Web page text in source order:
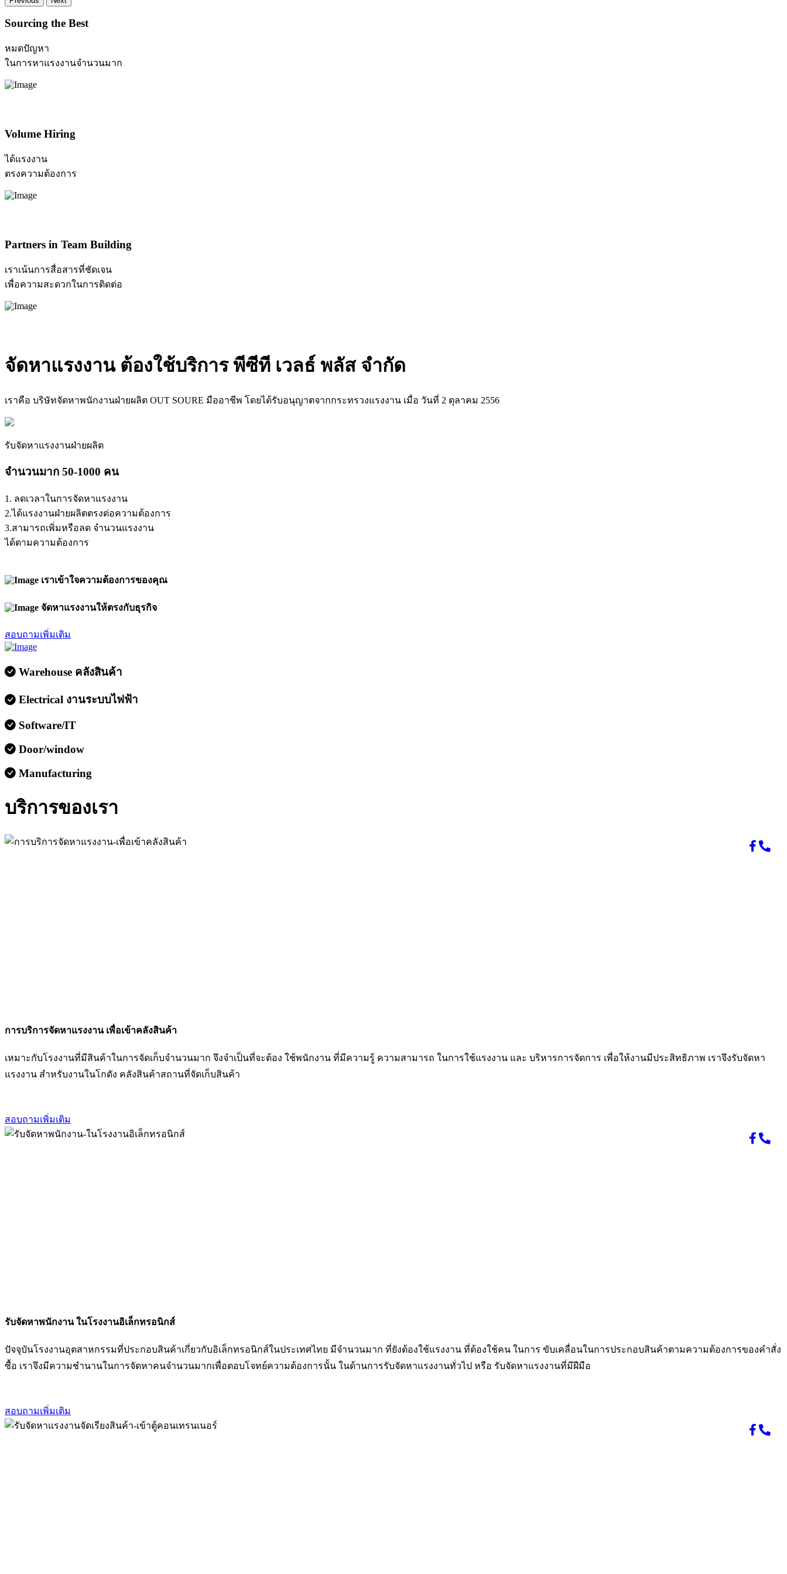
Sourcing the Best
หมดปัญหา
ในการหาแรงงานจำนวนมาก
Volume Hiring
ได้แรงงาน
ตรงความต้องการ
Partners in Team Building
เราเน้นการสื่อสารที่ชัดเจน
เพื่อความสะดวกในการติดต่อ
จัดหาแรงงานต้องใช้บริการ พีซีที เวลธ์ พลัส จำกัด
เราคือ บริษัทจัดหาพนักงานฝ่ายผลิต OUT SOURE มืออาชีพ โดยได้รับอนุญาตจากกระทรวงแรงงาน เมื่อ วันที่ 2 ตุลาคม 2556
รับจัดหาแรงงานฝ่ายผลิต
จำนวนมาก 50-1000 คน
1. ลดเวลาในการจัดหาแรงงาน
2.ได้แรงงานฝ่ายผลิตตรงต่อความต้องการ
3.สามารถเพิ่มหรือลด จำนวนแรงงาน
ได้ตามความต้องการ
เราเข้าใจความต้องการของคุณ
จัดหาแรงงานให้ตรงกับธุรกิจ
สอบถามเพิ่มเติม
Warehouse คลังสินค้า
Electrical งานระบบไฟฟ้า
Software/IT
Door/window
Manufacturing
บริการของเรา
การบริการจัดหาแรงงาน เพื่อเข้าคลังสินค้า
เหมาะกับโรงงานที่มีสินค้าในการจัดเก็บจำนวนมาก จึงจำเป็นที่จะต้อง ใช้พนักงาน ที่มีความรู้ ความสามารถ ในการใช้แรงงาน และ บริหารการจัดการ เพื่อให้งานมีประสิทธิภาพ เราจึงรับจัดหา
แรงงาน สำหรับงานในโกดัง คลังสินค้าสถานที่จัดเก็บสินค้า
สอบถามเพิ่มเติม
รับจัดหาพนักงาน ในโรงงานอิเล็กทรอนิกส์
ปัจจุบันโรงงานอุตสาหกรรมที่ประกอบสินค้าเกี่ยวกับอิเล็กทรอนิกส์ในประเทศไทย มีจำนวนมาก ที่ยังต้องใช้แรงงาน ที่ต้องใช้คน ในการ ขับเคลื่อนในการประกอบสินค้าตามความต้องการของคำสั่ง
ซื้อ เราจึงมีความชำนานในการจัดหาคนจำนวนมากเพื่อตอบโจทย์ความต้องการนั้น ในด้านการรับจัดหาแรงงานทั่วไป หรือ รับจัดหาแรงงานที่มีฝีมือ
สอบถามเพิ่มเติม